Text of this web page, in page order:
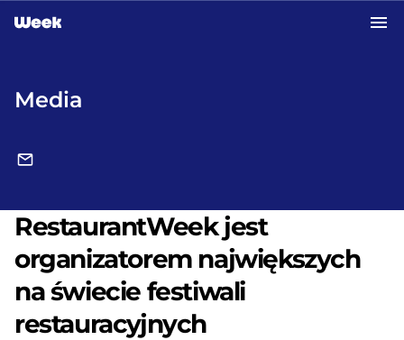
Media
RestaurantWeek jest
organizatorem największych
na świecie festiwali
restauracyjnych